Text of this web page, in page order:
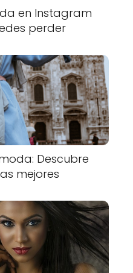
en Instagram
perder
Descubre
mejores